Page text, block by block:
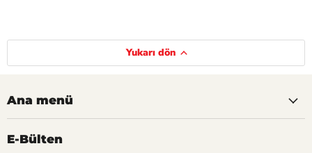
Yukarı dön
Ana menü
E-Bülten